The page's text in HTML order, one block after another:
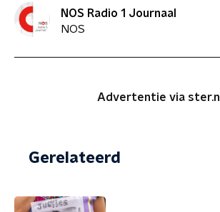
NOS Radio 1 Journaal
NOS
Advertentie via ster.nl
Gerelateerd